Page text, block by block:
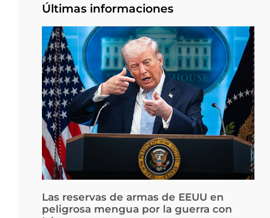
Últimas informaciones
Las reservas de armas de EEUU en
peligrosa mengua por la guerra con